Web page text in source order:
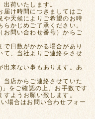
荷いたします。
届け時間につきましてはご
や天候によりご希望のお時
かじめご了承ください。
お問い合わせ番号）からご
日数がかかる場合があり
て、当社よりご連絡をさせ
出来ない事もあります。あ
当店からご連絡させていた
をご確認の上、お手数です
ようお願い致します。
場合はお問い合わせフォー